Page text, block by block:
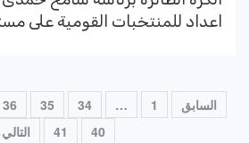
اعداد للمنتخبات القومية على
تعدد
السابق 1
…
34
35
36
40
41 التالي